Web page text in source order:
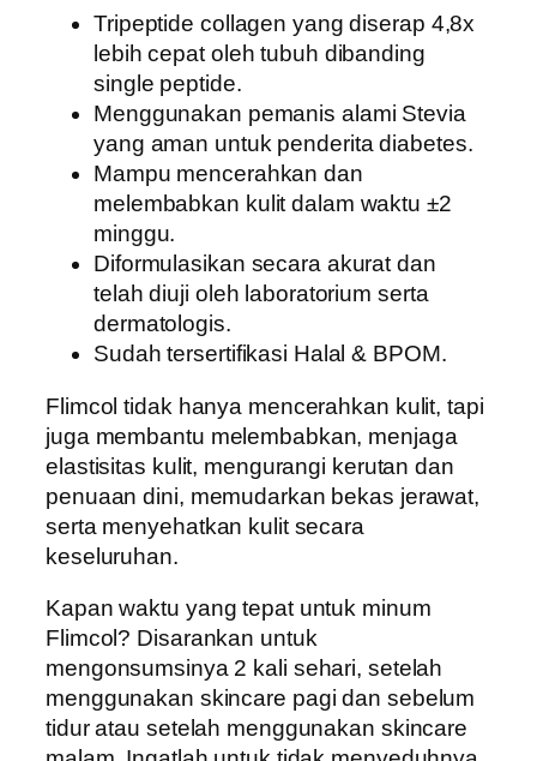
Tripeptide collagen yang diserap 4,8x
lebih cepat oleh tubuh dibanding
single peptide.
Menggunakan pemanis alami Stevia
yang aman untuk penderita diabetes.
Mampu mencerahkan dan
melembabkan kulit dalam waktu ±2
minggu.
Diformulasikan secara akurat dan
telah diuji oleh laboratorium serta
dermatologis.
Sudah tersertifikasi Halal & BPOM.
Flimcol tidak hanya mencerahkan kulit, tapi
juga membantu melembabkan, menjaga
elastisitas kulit, mengurangi kerutan dan
penuaan dini, memudarkan bekas jerawat,
serta menyehatkan kulit secara
keseluruhan.
Kapan waktu yang tepat untuk minum
Flimcol? Disarankan untuk
mengonsumsinya 2 kali sehari, setelah
menggunakan skincare pagi dan sebelum
tidur atau setelah menggunakan skincare